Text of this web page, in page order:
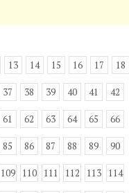
13 14 15 16 17 18
37 38 39 40 41 42
61 62 63 64 65 66
85 86 87 88 89 90
109 110 111 112 113 114